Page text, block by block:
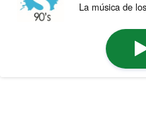
La música de